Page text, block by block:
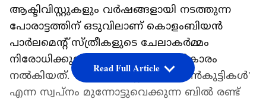
ആക്ടിവിസ്റ്റുകളും വര്‍ഷങ്ങളായി നടത്തുന്ന
പോരാട്ടത്തിന് ഒടുവിലാണ് കൊളംബിയന്‍
പാര്‍ലമെന്റ് സ്ത്രീകളുടെ ചേലാകര്‍മ്മം
നിരോധിക്കുന്ന നിയമത്തിന് അംഗീകാരം
നല്‍കിയത്. 'മുറിവുകളില്ലാത്ത പെണ്‍കുട്ടികള്‍'
എന്ന സ്വപ്‌നം മുന്നോട്ടുവെക്കുന്ന ബില്‍ രണ്ട്
Read Full Article